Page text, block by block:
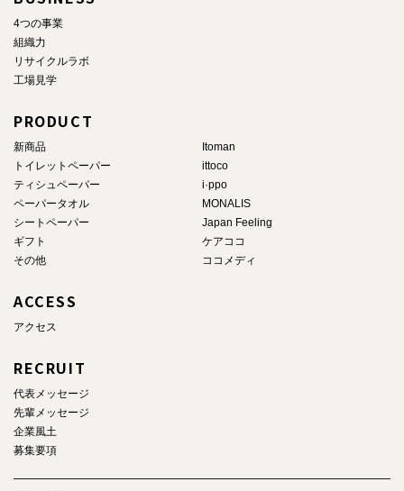
4つの事業
組織力
リサイクルラボ
工場見学
PRODUCT
新商品
トイレットペーパー
ティシュペーパー
ペーパータオル
シートペーパー
ギフト
その他
Itoman
ittoco
i·ppo
MONALIS
Japan Feeling
ケアココ
ココメディ
ACCESS
アクセス
RECRUIT
代表メッセージ
先輩メッセージ
企業風土
募集要項